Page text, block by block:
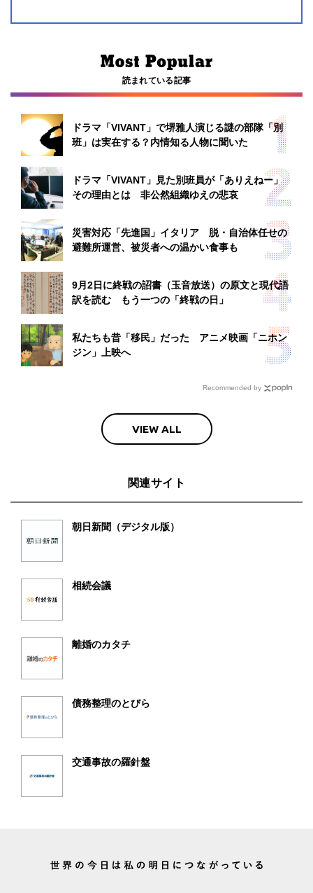
読まれている記事
ドラマ「VIVANT」で堺雅人演じる謎の部隊「別
班」は実在する？内情知る人物に聞いた
ドラマ「VIVANT」見た別班員が「ありえねー」
その理由とは 非公然組織ゆえの悲哀
災害対応「先進国」イタリア 脱・自治体任せの
避難所運営、被災者への温かい食事も
9月2日に終戦の詔書（玉音放送）の原文と現代語
訳を読む もう一つの「終戦の日」
私たちも昔「移民」だった アニメ映画「ニホン
ジン」上映へ
Recommended by
VIEW ALL
関連サイト
朝日新聞（デジタル版）
相続会議
離婚のカタチ
債務整理のとびら
交通事故の羅針盤